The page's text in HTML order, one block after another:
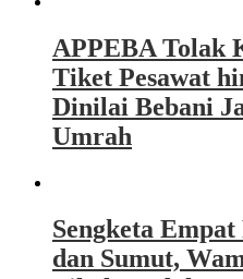
APPEBA Tolak
Tiket Pesawat
Dinilai Bebani
Umrah
Sengketa
dan Sumut,